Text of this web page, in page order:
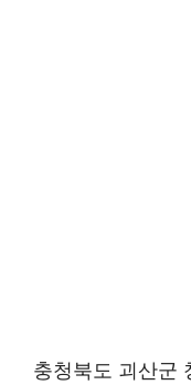
충청북도 괴산군